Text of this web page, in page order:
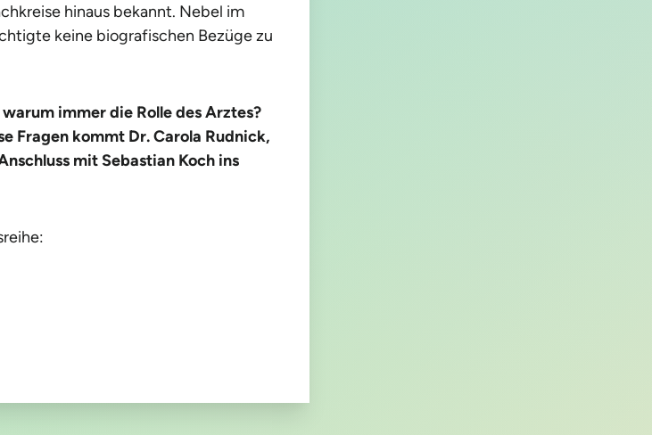
hinaus bekannt. Nebel im
keine biografischen Bezüge zu
immer die Rolle des Arztes?
Fragen kommt Dr. Carola Rudnick,
mit Sebastian Koch ins